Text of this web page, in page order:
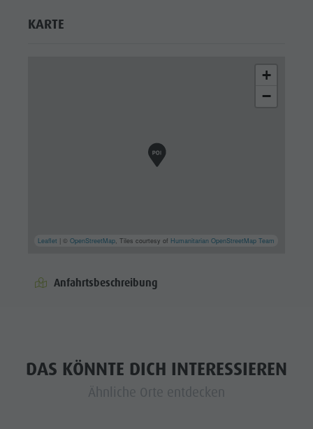
KARTE
+
−
Leaflet | ©OpenStreetMap , Tiles courtesy of Humanitarian OpenStreetMap Team
Anfahrtsbeschreibung
DAS KÖNNTE DICH INTERESSIEREN
Ähnliche Orte entdecken